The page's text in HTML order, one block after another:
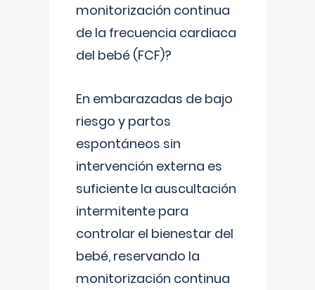
monitorización continua
de la frecuencia cardiaca
del bebé (FCF)?
En embarazadas de bajo
riesgo y partos
espontáneos sin
intervención externa es
suficiente la auscultación
intermitente para
controlar el bienestar del
bebé, reservando la
monitorización continua